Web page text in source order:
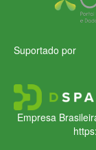
Suportado por
Empresa